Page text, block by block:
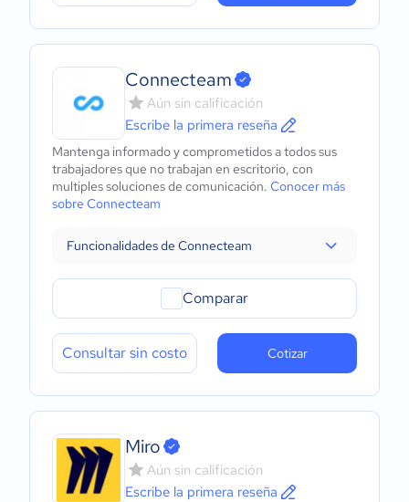
Connecteam
Aún sin calificación
Escribe la primera reseña
Mantenga informado y comprometidos a todos sus
trabajadores que no trabajan en escritorio, con
multiples soluciones de comunicación. Conocer más
sobre Connecteam
Funcionalidades de Connecteam
Comparar
Consultar sin costo Cotizar
Miro
Aún sin calificación
Escribe la primera reseña